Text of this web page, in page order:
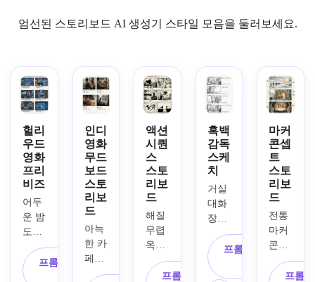
엄선된 스토리보드 AI 생성기 스타일 모음을 둘러보세요.
헐리
우드
영화
프리
비즈
어두
운 밤
도시
추격
장면
의 헐
프롬프트 복
인디
영화
무드
보드
스토
리보
드
아늑
한 카
페에
서의
액션
시퀀
스
스토
리보
드
해질
무렵
옥상
에서
벌어프롬프트 복
흑백
감독
스케
치
거실
대화
장면
을 위
한 흑
백 감
독 스
프롬프트 복
마커
콘셉
트
스토
리보
드
전통
마커
콘셉
트 아
트 스프롬